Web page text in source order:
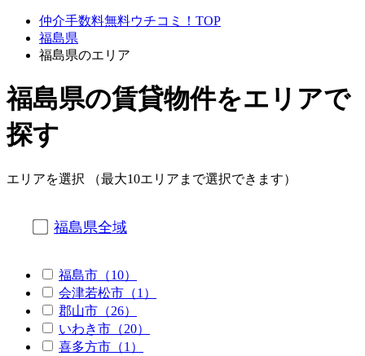
仲介手数料無料ウチコミ！TOP
福島県
福島県のエリア
福島県の賃貸物件をエリアで
探す
エリアを選択 （最大10エリアまで選択できます）
福島県全域
福島市（10）
会津若松市（1）
郡山市（26）
いわき市（20）
喜多方市（1）